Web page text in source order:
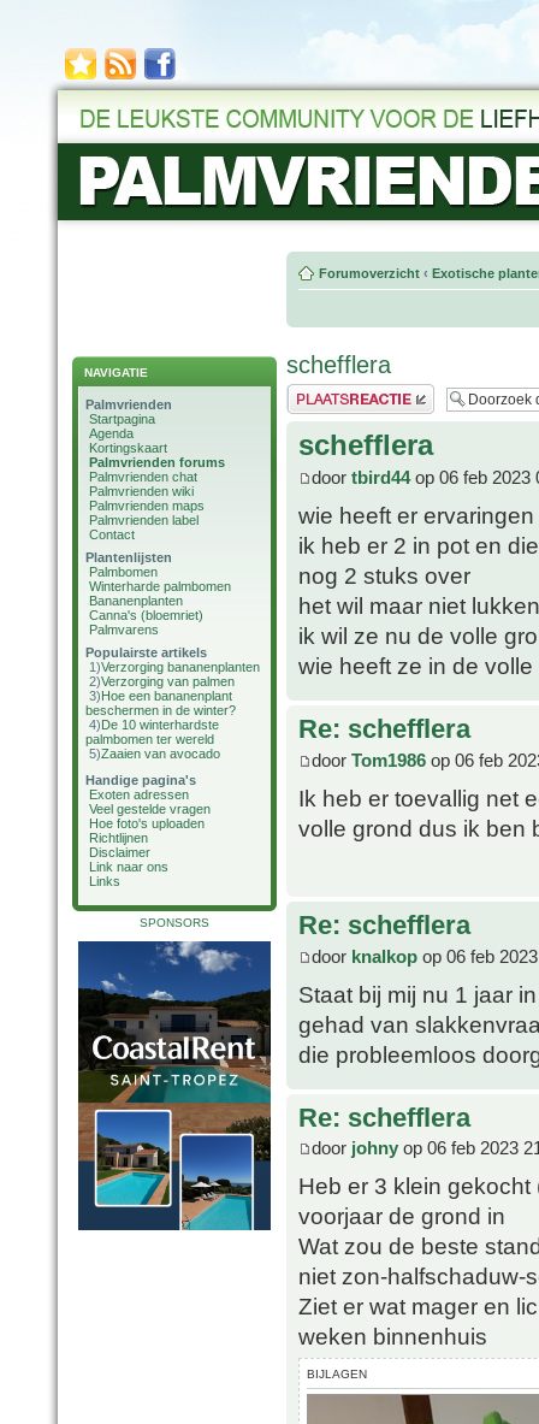
NAVIGATIE
Palmvrienden
Startpagina
Agenda
Kortingskaart
Palmvrienden forums
Palmvrienden chat
Palmvrienden wiki
Palmvrienden maps
Palmvrienden label
Contact
Plantenlijsten
Palmbomen
Winterharde palmbomen
Bananenplanten
Canna's (bloemriet)
Palmvarens
Populairste artikels
1)Verzorging bananenplanten
2)Verzorging van palmen
3)Hoe een bananenplant
beschermen in de winter?
4)De 10 winterhardste
palmbomen ter wereld
5)Zaaien van avocado
Handige pagina's
Exoten adressen
Veel gestelde vragen
Hoe foto's uploaden
Richtlijnen
Disclaimer
Link naar ons
Links
SPONSORS
Forumoverzicht ‹ Exotische
schefflera
Plaats een reactie
schefflera
door tbird44op 06 feb 2023
wie heeft er
ik heb er 2 in pot en
nog 2 stuks over
het wil maar niet
ik wil ze nu de volle
wie heeft ze in de
Re: schefflera
door Tom1986 op 06 feb
Ik heb er toevallig net
volle grond dus ik ben
Re: schefflera
door knalkop op 06 feb
Staat bij mij nu 1 jaar
gehad van
die probleemloos
Re: schefflera
door johny op 06 feb 2023
Heb er 3 klein
voorjaar de grond in
Wat zou de beste
niet zon-halfschaduw-
Ziet er wat mager en
weken binnenhuis
BIJLAGEN